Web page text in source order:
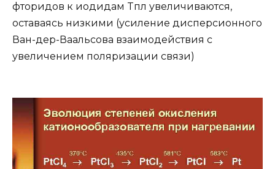
фторидов к иодидам Tпл увеличиваются,
оставаясь низкими (усиление дисперсионного
Ван-дер-Ваальсова взаимодействия с
увеличением поляризации связи)